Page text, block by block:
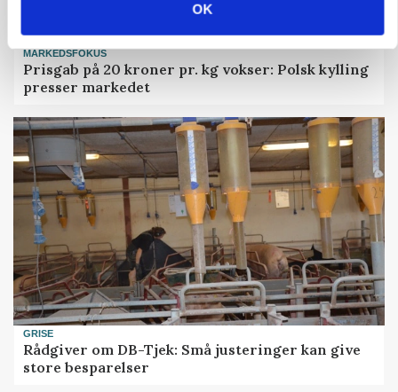
OK
MARKEDSFOKUS
Prisgab på 20 kroner pr. kg vokser: Polsk kylling
presser markedet
GRISE
Rådgiver om DB-Tjek: Små justeringer kan give
store besparelser